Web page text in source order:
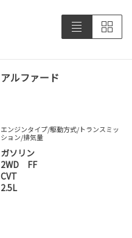
アルファード
エンジンタイプ/駆動方式/トランスミッ
ション/排気量
ガソリン
2WD FF
CVT
2.5L